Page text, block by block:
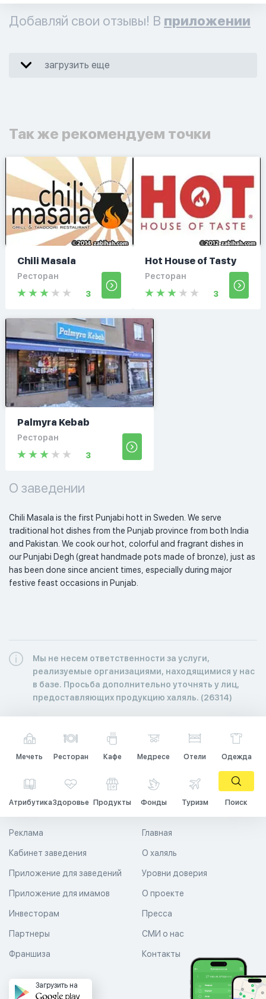
Добавляй свои отзывы! В приложении
загрузить еще
Так же рекомендуем точки
Chili Masala
Ресторан
3
Hot House of Tasty
Ресторан
3
Palmyra Kebab
Ресторан
3
О заведении
Chili Masala is the first Punjabi hott in Sweden. We serve
traditional hot dishes from the Punjab province from both India
and Pakistan. We cook our hot, colorful and fragrant dishes in
our Punjabi Degh (great handmade pots made of bronze), just as
has been done since ancient times, especially during major
festive feast occasions in Punjab.
Мы не несем ответственности за услуги,
реализуемые организациями, находящимися у нас
в базе. Просьба дополнительно уточнять у лиц,
предоставляющих продукцию халяль. (26314)
Мечеть Ресторан Кафе Медресе Отели Одежда
АтрибутикаЗдоровье Продукты Фонды Туризм Поиск
Главная
О халяль
Уровни доверия
Реклама
Кабинет заведения
Приложение для заведений
Приложение для имамов О проекте
Пресса
СМИ о нас
Контакты
Инвесторам
Партнеры
Франшиза
Загрузить на